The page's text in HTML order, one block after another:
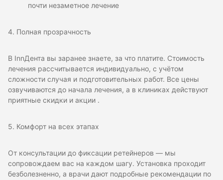
почти незаметное лечение
4. Полная прозрачность
В InnДента вы заранее знаете, за что платите. Стоимость
лечения рассчитывается индивидуально, с учётом
сложности случая и подготовительных работ. Все цены
озвучиваются до начала лечения, а в клиниках действуют
приятные скидки и акции .
5. Комфорт на всех этапах
От консультации до фиксации ретейнеров — мы
сопровождаем вас на каждом шагу. Установка проходит
безболезненно, а врачи дают подробные рекомендации по